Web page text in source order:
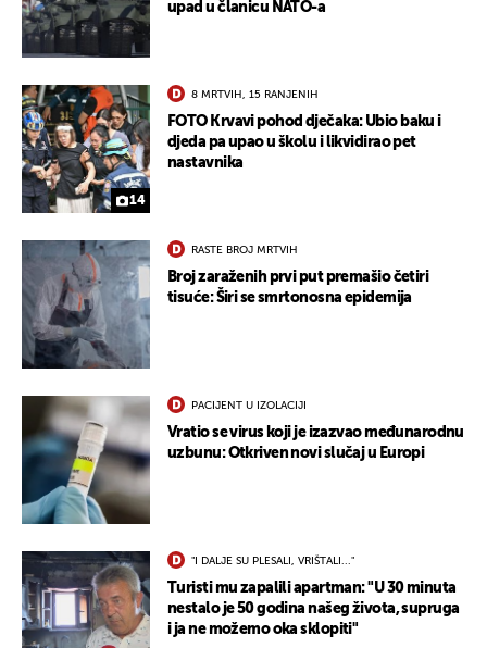
upad u članicu NATO-a
14
8 MRTVIH, 15 RANJENIH
FOTO Krvavi pohod dječaka: Ubio baku i
djeda pa upao u školu i likvidirao pet
nastavnika
RASTE BROJ MRTVIH
Broj zaraženih prvi put premašio četiri
tisuće: Širi se smrtonosna epidemija
PACIJENT U IZOLACIJI
Vratio se virus koji je izazvao međunarodnu
uzbunu: Otkriven novi slučaj u Europi
"I DALJE SU PLESALI, VRIŠTALI..."
Turisti mu zapalili apartman: "U 30 minuta
nestalo je 50 godina našeg života, supruga
i ja ne možemo oka sklopiti"